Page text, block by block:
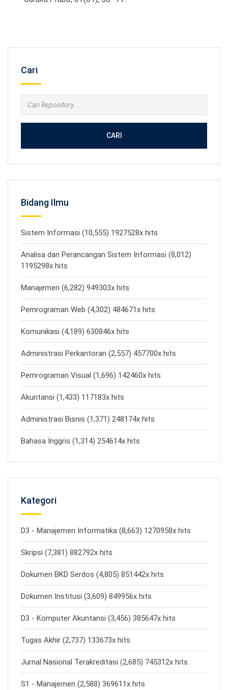
Cari
CARI
Bidang Ilmu
Sistem Informasi (10,555) 1927528x hits
Analisa dan Perancangan Sistem Informasi (8,012)
1195298x hits
Manajemen (6,282) 949303x hits
Pemrograman Web (4,302) 484671x hits
Komunikasi (4,189) 630846x hits
Administrasi Perkantoran (2,557) 457700x hits
Pemrograman Visual (1,696) 142460x hits
Akuntansi (1,433) 117183x hits
Administrasi Bisnis (1,371) 248174x hits
Bahasa Inggris (1,314) 254614x hits
Kategori
D3 - Manajemen Informatika (8,663) 1270958x hits
Skripsi (7,381) 882792x hits
Dokumen BKD Serdos (4,805) 851442x hits
Dokumen Institusi (3,609) 849956x hits
D3 - Komputer Akuntansi (3,456) 385647x hits
Tugas Akhir (2,737) 133673x hits
Jurnal Nasional Terakreditasi (2,685) 745312x hits
S1 - Manajemen (2,588) 369611x hits